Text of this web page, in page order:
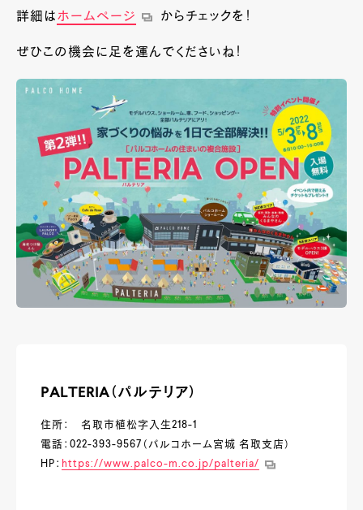
詳細はホームページ からチェックを！
ぜひこの機会に足を運んでくださいね！
PALTERIA（パルテリア）
住所： 名取市植松字入生218-1
電話：022-393-9567（パルコホーム宮城 名取支店）
HP： https://www.palco-m.co.jp/palteria/